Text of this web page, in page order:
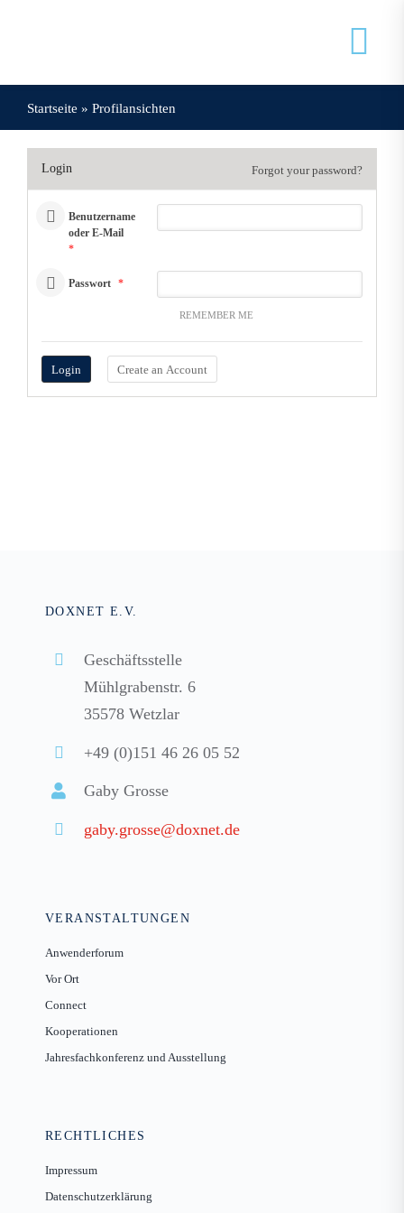
Mein Doxnet
Doxnet
Startseite » Profilansichten
Login Forgot your password?
Benutzername
oder E-Mail
*
Passwort *
REMEMBER ME
DOXNET E.V.
Geschäftsstelle
Mühlgrabenstr. 6
35578 Wetzlar
+49 (0)151 46 26 05 52
Gaby Grosse
gaby.grosse@doxnet.de
VERANSTALTUNGEN
Anwenderforum
Vor Ort
Connect
Kooperationen
Jahresfachkonferenz und Ausstellung
RECHTLICHES
Impressum
Datenschutzerklärung